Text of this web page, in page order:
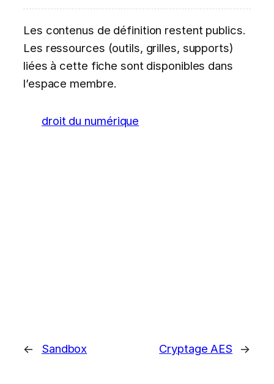
Les contenus de définition restent publics.
Les ressources (outils, grilles, supports)
liées à cette fiche sont disponibles dans
l’espace membre.
droit du numérique
← Sandbox Cryptage AES →